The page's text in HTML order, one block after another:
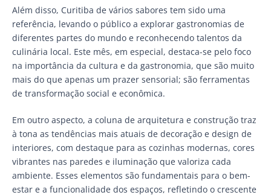
Além disso, Curitiba de vários sabores tem sido uma
referência, levando o público a explorar gastronomias de
diferentes partes do mundo e reconhecendo talentos da
culinária local. Este mês, em especial, destaca-se pelo foco
na importância da cultura e da gastronomia, que são muito
mais do que apenas um prazer sensorial; são ferramentas
de transformação social e econômica.
Em outro aspecto, a coluna de arquitetura e construção traz
à tona as tendências mais atuais de decoração e design de
interiores, com destaque para as cozinhas modernas, cores
vibrantes nas paredes e iluminação que valoriza cada
ambiente. Esses elementos são fundamentais para o bem-
estar e a funcionalidade dos espaços, refletindo o crescente